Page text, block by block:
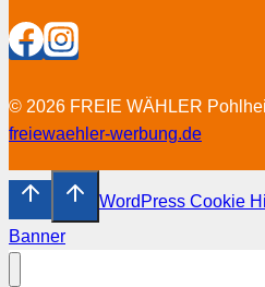
© 2026 FREIE WÄHLER
freiewaehler-werbung.de
WordPress Cookie
Banner